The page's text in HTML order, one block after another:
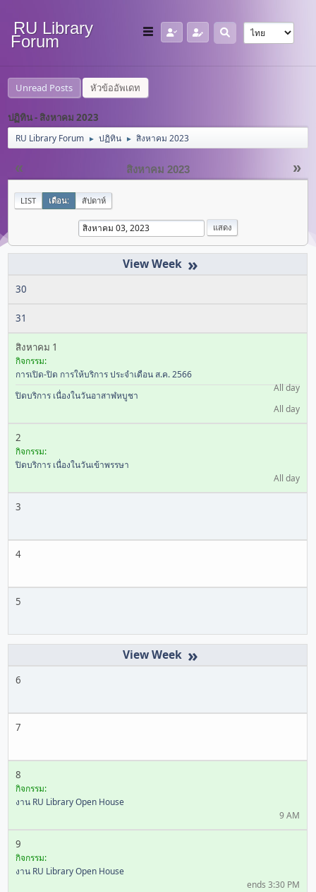
RU Library
Forum
Unread Posts หัวข้ออัพเดท
ปฏิทิน - สิงหาคม 2023
RU Library Forum ► ปฏิทิน ► สิงหาคม 2023
« »
สิงหาคม 2023
LIST เดือน: สัปดาห์
»
30
31
สิงหาคม 1
กิจกรรม:
การเปิด-ปิด การให้บริการ ประจำเดือน ส.ค. 2566
All day
ปิดบริการ เนื่องในวันอาสาฬหบูชา
All day
2
กิจกรรม:
ปิดบริการ เนื่องในวันเข้าพรรษา
All day
3
4
5
»
6
7
8
กิจกรรม:
งาน RU Library Open House
9 AM
9
กิจกรรม:
งาน RU Library Open House
ends 3:30 PM